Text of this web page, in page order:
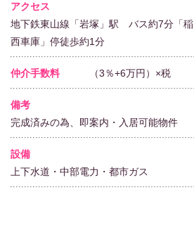
アクセス
地下鉄東山線「岩塚」駅 バス約7分「稲
西車庫」停徒歩約1分
仲介手数料 （3％+6万円）×税
備考
完成済みの為、即案内・入居可能物件
設備
上下水道・中部電力・都市ガス